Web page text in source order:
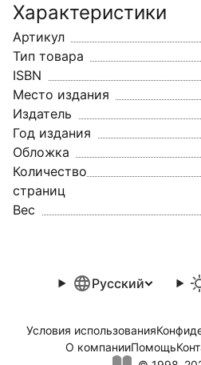
Характеристики
Артикул
Тип товара
ISBN
Место издания
Издатель
Год издания
Обложка
Количество
страниц
Вес
Русский
Условия использования
О компанииПомощь